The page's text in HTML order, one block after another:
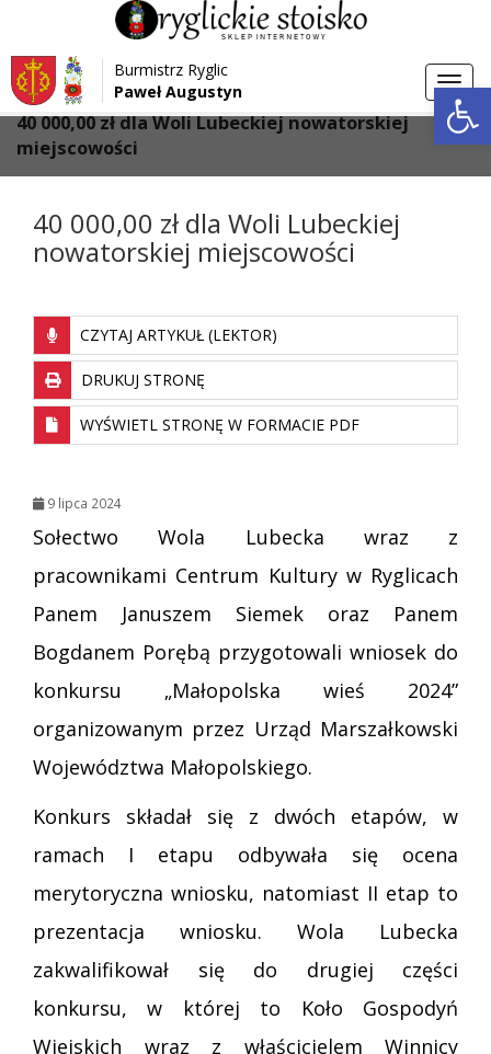
Przejdź do menu
Przejdź do głównej treści strony
Przejdź do stopki strony
Burmistrz Ryglic
Paweł Augustyn
Strona główna > Galeria
40 000,00 zł dla Woli Lubeckiej nowatorskiej
miejscowości
40 000,00 zł dla Woli Lubeckiej
nowatorskiej miejscowości
CZYTAJ ARTYKUŁ (LEKTOR)
DRUKUJ STRONĘ
WYŚWIETL STRONĘ W FORMACIE PDF
9 lipca 2024
Sołectwo Wola Lubecka wraz z
pracownikami Centrum Kultury w Ryglicach
Panem Januszem Siemek oraz Panem
Bogdanem Porębą przygotowali wniosek do
konkursu „Małopolska wieś 2024”
organizowanym przez Urząd Marszałkowski
Województwa Małopolskiego.
Konkurs składał się z dwóch etapów, w
ramach I etapu odbywała się ocena
merytoryczna wniosku, natomiast II etap to
prezentacja wniosku. Wola Lubecka
zakwalifikował się do drugiej części
konkursu, w której to Koło Gospodyń
Wiejskich wraz z właścicielem Winnicy